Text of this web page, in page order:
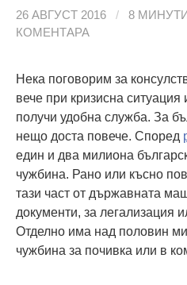
26 АВГУСТ 2016 / 8
КОМЕНТАРА
Нека поговорим за
вече при кризисна ситуация
получи удобна служба. За
нещо доста повече. Според
един и два милиона
чужбина. Рано или късно
тази част от държавната
документи, за легализация
Отделно има над половин
чужбина за почивка или в